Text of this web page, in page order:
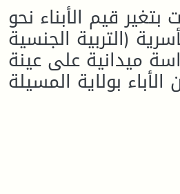
بتغير قيم الأبناء نحو
(التربية الجنسية
ميدانية على عينة